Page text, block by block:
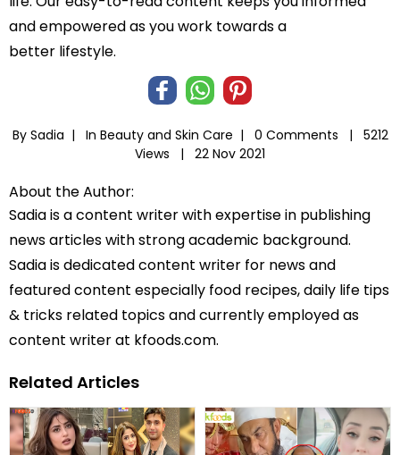
and empowered as you work towards a
better lifestyle.
By Sadia | In Beauty and Skin Care | 0 Comments |
5212
Views |
22 Nov 2021
About the Author:
Sadia is a content writer with expertise in publishing
news articles with strong academic background.
Sadia is dedicated content writer for news and
featured content especially food recipes, daily life tips
& tricks related topics and currently employed as
content writer at kfoods.com.
Related Articles